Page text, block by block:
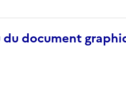
document